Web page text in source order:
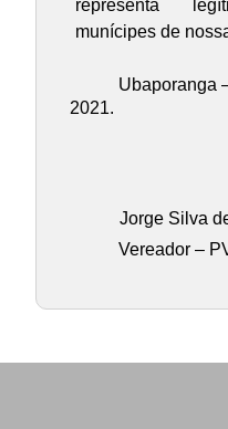
representa
munícipes de
Ubaporanga
2021.
Jorge Silva
Vereador –